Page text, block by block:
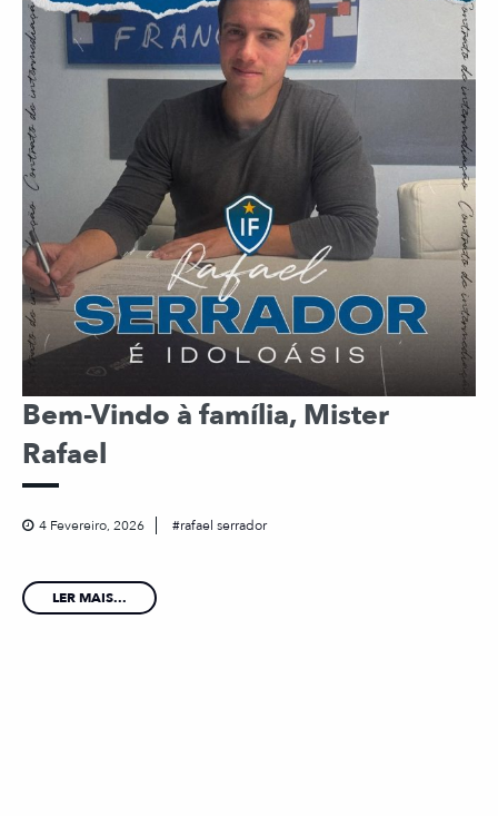
Bem-Vindo à família, Mister
Rafael
4 Fevereiro, 2026 rafael serrador
LER MAIS...